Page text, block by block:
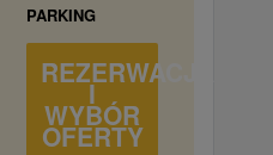
PARKING
REZERWACJA
I
WYBÓR
OFERTY